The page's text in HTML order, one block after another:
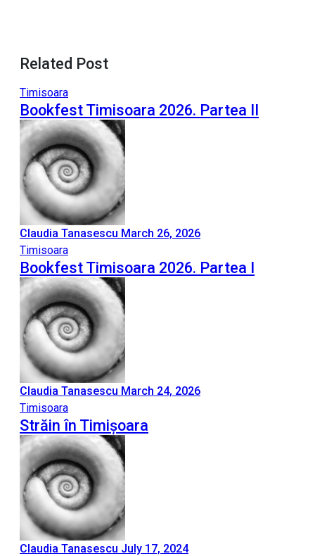
Related Post
Timisoara
Bookfest Timisoara 2026. Partea II
Claudia Tanasescu March 26, 2026
Timisoara
Bookfest Timisoara 2026. Partea I
Claudia Tanasescu March 24, 2026
Timisoara
Străin în Timișoara
Claudia Tanasescu July 17, 2024